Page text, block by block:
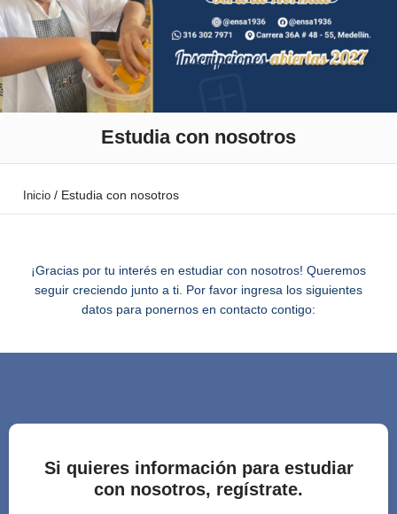
Estudia con nosotros
Inicio / Estudia con nosotros
¡Gracias por tu interés en estudiar con nosotros! Queremos
seguir creciendo junto a ti. Por favor ingresa los siguientes
datos para ponernos en contacto contigo:
Si quieres información para estudiar
con nosotros, regístrate.